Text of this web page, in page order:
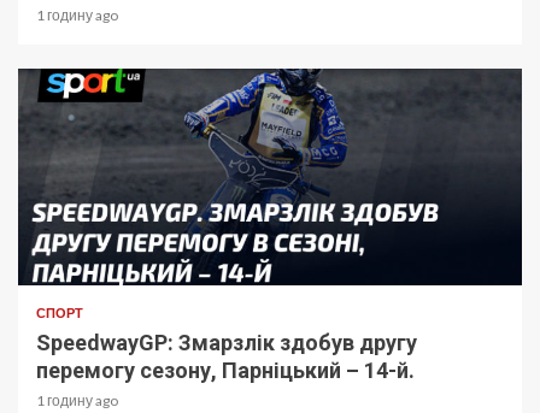
1 годину ago
СПОРТ
SpeedwayGP: Змарзлік здобув другу
перемогу сезону, Парніцький – 14-й.
1 годину ago